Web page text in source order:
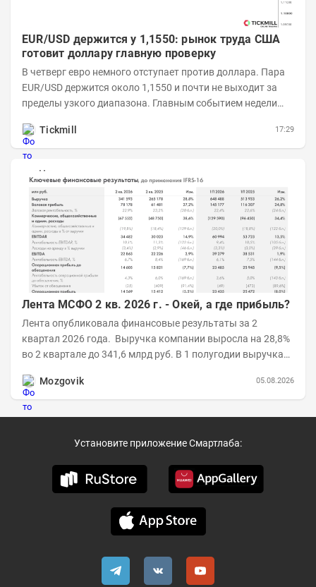
EUR/USD держится у 1,1550: рынок труда США
готовит доллару главную проверку
В четверг евро немного отступает против доллара. Пара
EUR/USD держится около 1,1550 и почти не выходит за
пределы узкого диапазона. Главным событием недели
Tickmill
17:29
Лента МСФО 2 кв. 2026 г. - Окей, а где прибыль?
Лента опубликовала финансовые результаты за 2
квартал 2026 года. Выручка компании выросла на 28,8%
во 2 квартале до 341,6 млрд руб. В 1 полугодии выручка
Mozgovik
05.08.2026
Установите приложение Смартлаба: